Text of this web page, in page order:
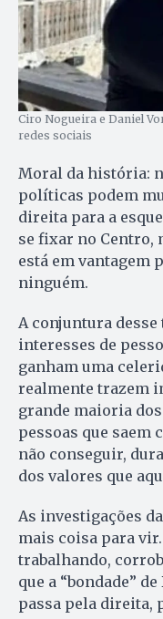
Ciro Nogueira e Daniel
redes sociais
Moral da história:
políticas podem
direita para a
se fixar no Centro,
está em vantagem
ninguém.
A conjuntura
interesses de
ganham uma
realmente trazem
grande maioria
pessoas que saem
não conseguir,
dos valores que
As investigações
mais coisa para
trabalhando,
que a “bondade”
passa pela direita,